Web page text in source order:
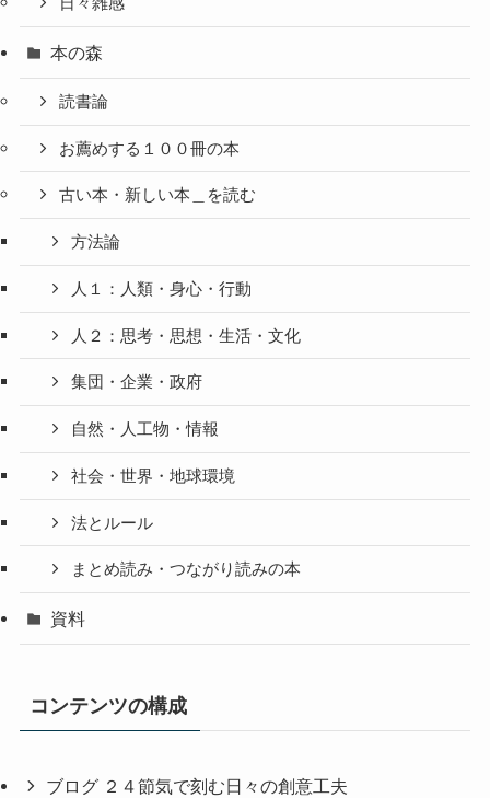
本の森
読書論
お薦めする１００冊の本
古い本・新しい本＿を読む
方法論
人１：人類・身心・行動
人２：思考・思想・生活・文化
集団・企業・政府
自然・人工物・情報
社会・世界・地球環境
法とルール
まとめ読み・つながり読みの本
資料
コンテンツの構成
ブログ ２４節気で刻む日々の創意工夫